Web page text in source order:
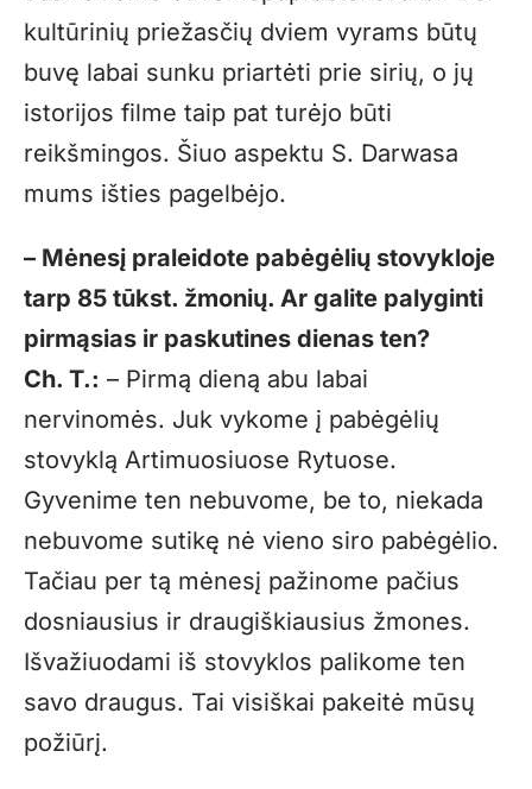
kultūrinių priežasčių dviem vyrams būtų
buvę labai sunku priartėti prie sirių, o jų
istorijos filme taip pat turėjo būti
reikšmingos. Šiuo aspektu S. Darwasa
mums išties pagelbėjo.
– Mėnesį praleidote pabėgėlių stovykloje
tarp 85 tūkst. žmonių. Ar galite palyginti
pirmąsias ir paskutines dienas ten?
Ch. T.: – Pirmą dieną abu labai
nervinomės. Juk vykome į pabėgėlių
stovyklą Artimuosiuose Rytuose.
Gyvenime ten nebuvome, be to, niekada
nebuvome sutikę nė vieno siro pabėgėlio.
Tačiau per tą mėnesį pažinome pačius
dosniausius ir draugiškiausius žmones.
Išvažiuodami iš stovyklos palikome ten
savo draugus. Tai visiškai pakeitė mūsų
požiūrį.